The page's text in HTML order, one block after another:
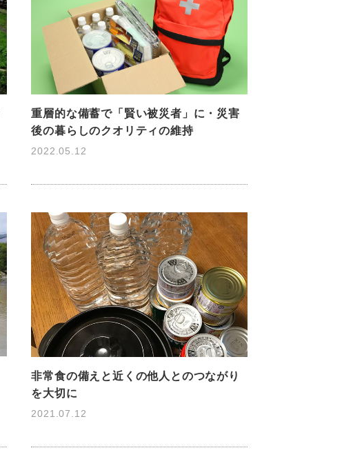
重層的な備蓄で「賢い被災者」に・災害
後の暮らしのクオリティの維持
2022.05.12
非常食の備えと近くの他人とのつながり
を大切に
2021.07.12